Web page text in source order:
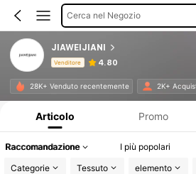
Cerca nel Negozio
JIAWEIJIANI
Venditore 4.80
28K+ Venduto recentemente 2K+
Articolo Promo
Raccomandazione I più popolari
Categorie
Tessuto elemento